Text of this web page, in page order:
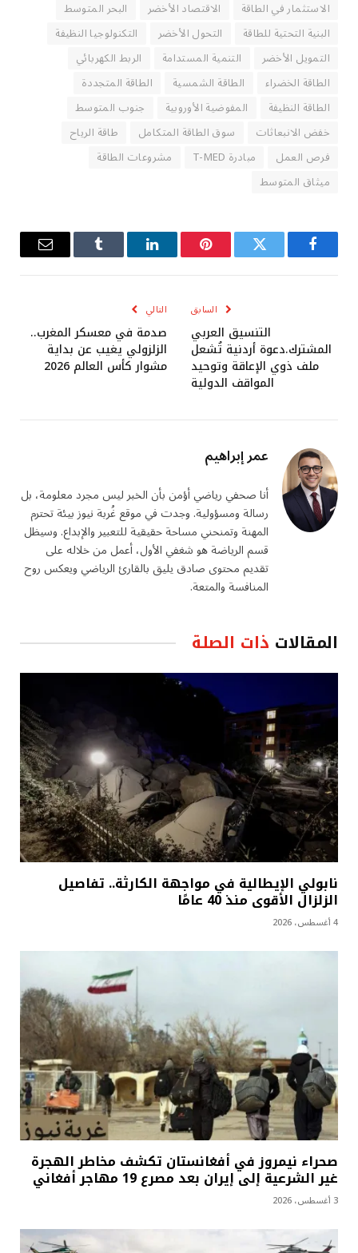
الاستثمار في الطاقة الاقتصاد الأخضر
البحر المتوسط
البنية التحتية للطاقة
التحول الأخضر
التكنولوجيا النظيفة
التمويل الأخضر
التنمية المستدامة
الربط الكهربائي
الطاقة الخضراء
الطاقة الشمسية
الطاقة المتجددة
الطاقة النظيفة
المفوضية الأوروبية
جنوب المتوسط
خفض الانبعاثات
سوق الطاقة المتكامل
طاقة الرياح
فرص العمل
مبادرة T-MED
مشروعات الطاقة
ميثاق المتوسط
فيسبوك تويتر بينتيريستلينكدإن Tumblr
البريد
السابق
التنسيق العربي
المشترك.دعوة أردنية تُشعل
ملف ذوي الإعاقة وتوحيد
المواقف الدولية
التالي
صدمة في معسكر المغرب..
الزلزولي يغيب عن بداية
مشوار كأس العالم 2026
عمر إبراهيم
أنا صحفي رياضي أؤمن بأن الخبر ليس مجرد معلومة، بل
رسالة ومسؤولية. وجدت في موقع غُربة نيوز بيئة تحترم
المهنة وتمنحني مساحة حقيقية للتعبير والإبداع. وسيظل
قسم الرياضة هو شغفي الأول، أعمل من خلاله على
تقديم محتوى صادق يليق بالقارئ الرياضي ويعكس روح
المنافسة والمتعة.
المقالات ذات الصلة
نابولي الإيطالية في مواجهة الكارثة.. تفاصيل
الزلزال الأقوى منذ 40 عامًا
4 أغسطس، 2026
صحراء نيمروز في أفغانستان تكشف مخاطر الهجرة
غير الشرعية إلى إيران بعد مصرع 19 مهاجر أفغاني
3 أغسطس، 2026